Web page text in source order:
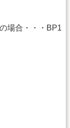
場合・・・BP1